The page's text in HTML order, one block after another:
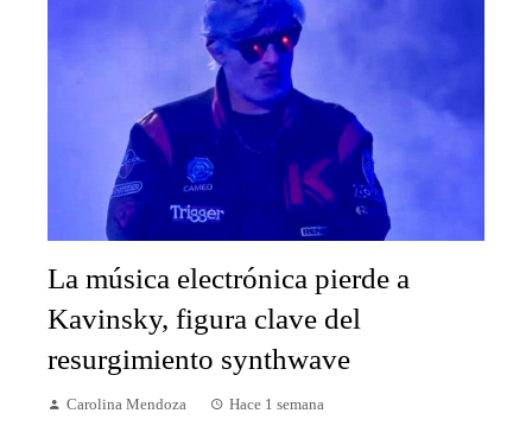
La música electrónica pierde a
Kavinsky, figura clave del
resurgimiento synthwave
Carolina Mendoza Hace 1 semana